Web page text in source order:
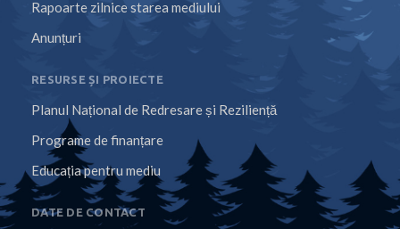
Rapoarte zilnice starea mediului
Anunțuri
RESURSE ȘI PROIECTE
Planul Național de Redresare și Reziliență
Programe de finanțare
Educația pentru mediu
DATE DE CONTACT